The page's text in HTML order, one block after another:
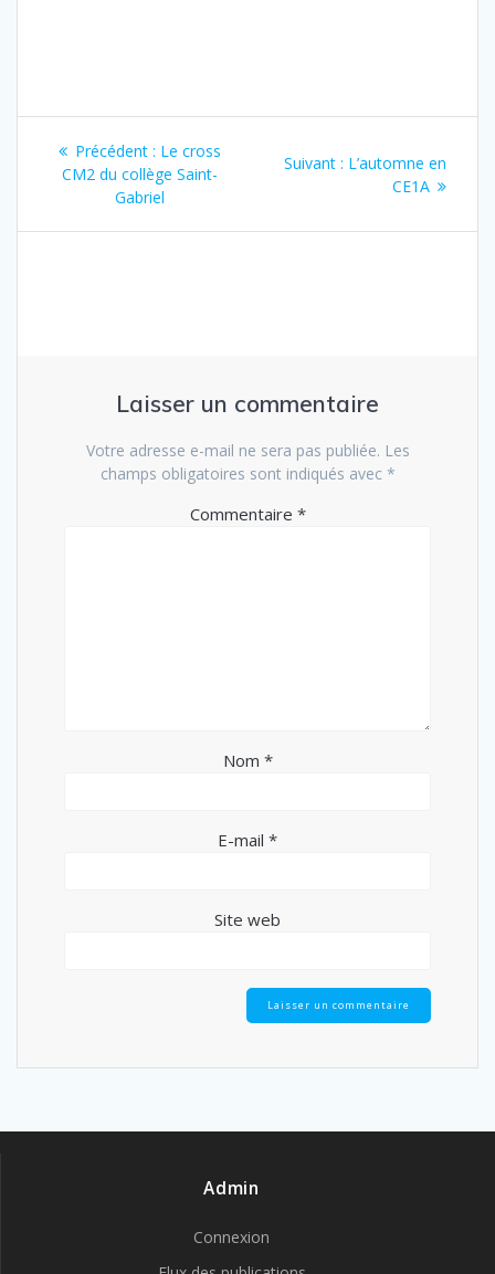
Navigation
de
l’article
Précédent : Article
précédent
:
Le cross
CM2 du collège Saint-
Gabriel
Suivant : Article
suivant
L’automne en
CE1A
Laisser un commentaire
Votre adresse e-mail ne sera pas publiée. Les
champs obligatoires sont indiqués avec *
Commentaire *
Nom *
E-mail *
Site web
Admin
Connexion